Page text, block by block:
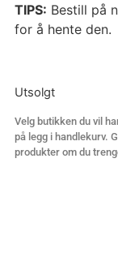
TIPS: Bestill på
for å hente den.
Utsolgt
Velg butikken du vil
på legg i handlekurv.
produkter om du